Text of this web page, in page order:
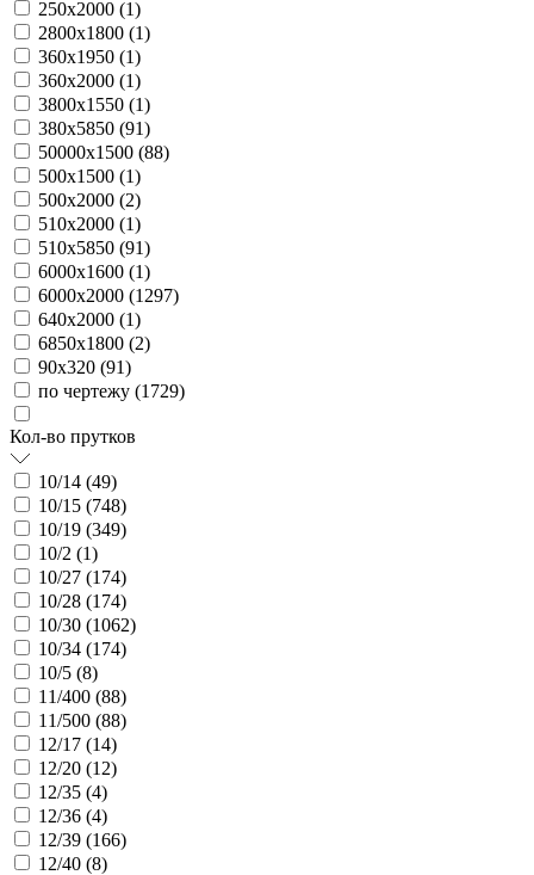
250х2000 (1)
2800х1800 (1)
360х1950 (1)
360х2000 (1)
3800х1550 (1)
380х5850 (91)
50000х1500 (88)
500х1500 (1)
500х2000 (2)
510х2000 (1)
510х5850 (91)
6000х1600 (1)
6000х2000 (1297)
640х2000 (1)
6850х1800 (2)
90х320 (91)
по чертежу (1729)
Кол-во прутков
10/14 (49)
10/15 (748)
10/19 (349)
10/2 (1)
10/27 (174)
10/28 (174)
10/30 (1062)
10/34 (174)
10/5 (8)
11/400 (88)
11/500 (88)
12/17 (14)
12/20 (12)
12/35 (4)
12/36 (4)
12/39 (166)
12/40 (8)